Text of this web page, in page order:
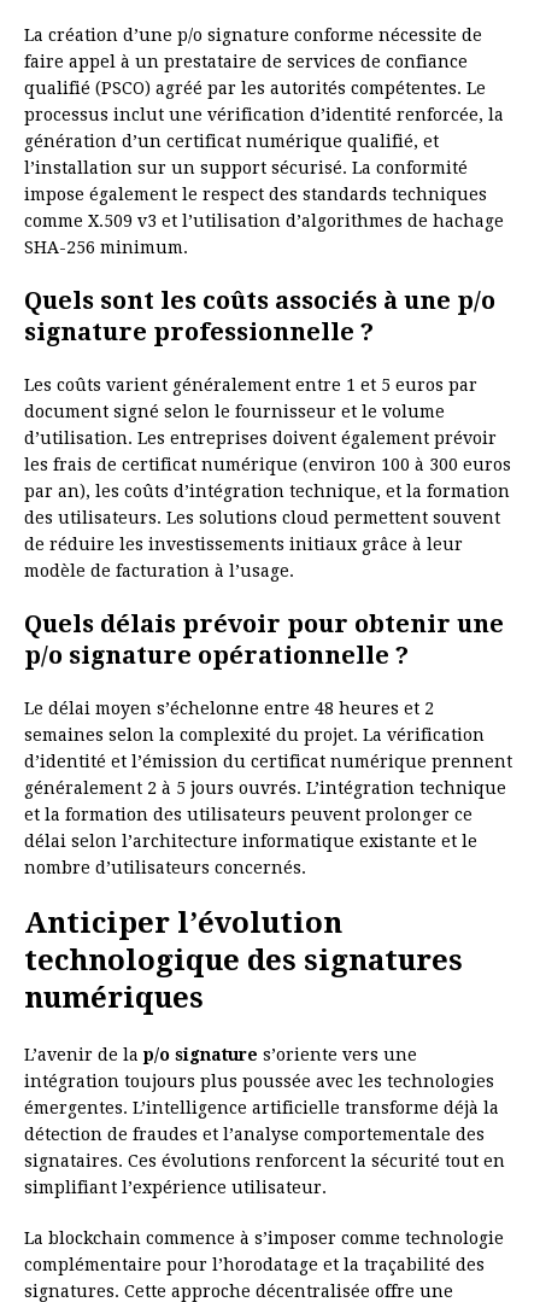
La création d’une p/o signature conforme nécessite de
faire appel à un prestataire de services de confiance
qualifié (PSCO) agréé par les autorités compétentes. Le
processus inclut une vérification d’identité renforcée, la
génération d’un certificat numérique qualifié, et
l’installation sur un support sécurisé. La conformité
impose également le respect des standards techniques
comme X.509 v3 et l’utilisation d’algorithmes de hachage
SHA-256 minimum.
Quels sont les coûts associés à une p/o
signature professionnelle ?
Les coûts varient généralement entre 1 et 5 euros par
document signé selon le fournisseur et le volume
d’utilisation. Les entreprises doivent également prévoir
les frais de certificat numérique (environ 100 à 300 euros
par an), les coûts d’intégration technique, et la formation
des utilisateurs. Les solutions cloud permettent souvent
de réduire les investissements initiaux grâce à leur
modèle de facturation à l’usage.
Quels délais prévoir pour obtenir une
p/o signature opérationnelle ?
Le délai moyen s’échelonne entre 48 heures et 2
semaines selon la complexité du projet. La vérification
d’identité et l’émission du certificat numérique prennent
généralement 2 à 5 jours ouvrés. L’intégration technique
et la formation des utilisateurs peuvent prolonger ce
délai selon l’architecture informatique existante et le
nombre d’utilisateurs concernés.
Anticiper l’évolution
technologique des signatures
numériques
L’avenir de la p/o signature s’oriente vers une
intégration toujours plus poussée avec les technologies
émergentes. L’intelligence artificielle transforme déjà la
détection de fraudes et l’analyse comportementale des
signataires. Ces évolutions renforcent la sécurité tout en
simplifiant l’expérience utilisateur.
La blockchain commence à s’imposer comme technologie
complémentaire pour l’horodatage et la traçabilité des
signatures. Cette approche décentralisée offre une